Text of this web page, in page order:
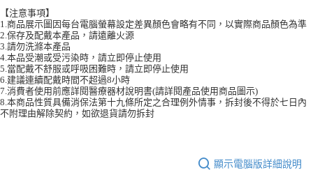
【注意事項】
1.商品展示圖因每台電腦螢幕設定差異顏色會略有不同，以實際商品顏色為準
2.保存及配戴本產品，請遠離火源
3.請勿洗滌本產品
4.本品受潮或受污染時，請立即停止使用
5.當配戴不舒服或呼吸困難時，請立即停止使用
6.建議連續配戴時間不超過8小時
7.消費者使用前應詳閱醫療器材說明書(請詳閱產品使用商品圖示)
8.本商品性質具備消保法第十九條所定之合理例外情事，拆封後不得於七日內
不附理由解除契約，如欲退貨請勿拆封
顯示電腦版詳細說明